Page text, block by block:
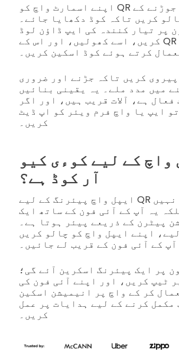
اپنے اسمارٹ واچ کو QR کوڈ کے ذریعے جوڑنے کے
کریں تاکہ کوڈ دکھایا جائے۔
پر تیار کنندہ کی ایپ ڈاؤن لوڈ
کریں، اسے کھولیں، اور اس کے QR اسکینر کا
کرتے ہوئے کوڈ اسکین کریں۔
کریں تاکہ جڑنے اور ضروری
میں مدد ملے۔ یہ یقینی بنائیں
ہے، آلات قریب ہیں، اور اگر
ایپ یا واچ فرم ویئر کو اپ ڈیٹ
کریں۔
واچ کے لیے کوءی کیو
آر کوڈ ہے؟
ایپل واچ پیئرنگ کے لیے QR کوڈ استعمال نہیں
یہ آپ کے آئی فون کے ساتھ ایک
پیٹرن کے ذریعے پیئر ہوتا ہے۔
اپنے ایپل واچ کو چالو کریں
آپ کے آئی فون کے قریب لے جائیں۔
پر ایک پیئرنگ اسکرین آئے گی؛
ٹیپ کریں، اور اپنے آئی فون کی
کر کے واچ پر انیمیشن اسکین
مکمل کرنے کے لیے ہدایات پر عمل
کریں۔